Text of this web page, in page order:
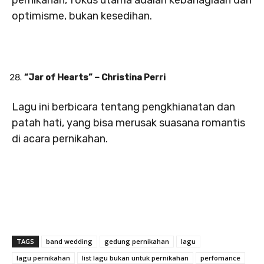
optimisme, bukan kesedihan.
“Jar of Hearts” – Christina Perri
Lagu ini berbicara tentang pengkhianatan dan
patah hati, yang bisa merusak suasana romantis
di acara pernikahan.
TAGS band wedding gedung pernikahan
lagu
lagu pernikahan
list lagu bukan untuk pernikahan
perfomance